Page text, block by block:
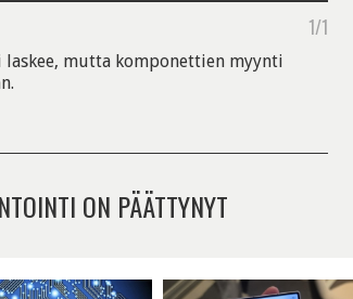
1/1
mutta komponettien myynti
ON PÄÄTTYNYT